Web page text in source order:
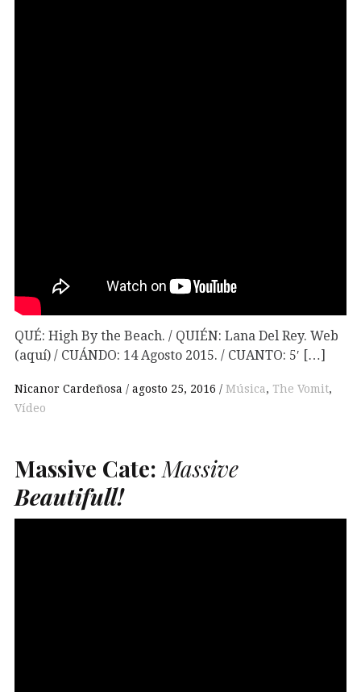
QUÉ: High By the Beach. / QUIÉN: Lana Del Rey. Web
(aquí) / CUÁNDO: 14 Agosto 2015. / CUANTO: 5′ […]
Nicanor Cardeñosa agosto 25, 2016 Música, The Vomit,
Vídeo
Massive Cate: Massive
Beautifull!